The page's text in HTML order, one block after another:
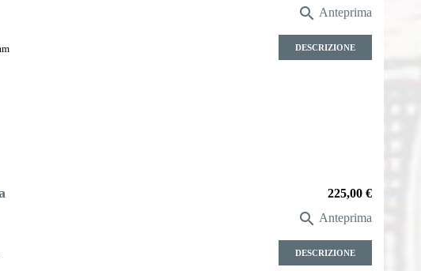
 Anteprima
DESCRIZIONE
Prezzo
225,00 €
 Anteprima
DESCRIZIONE